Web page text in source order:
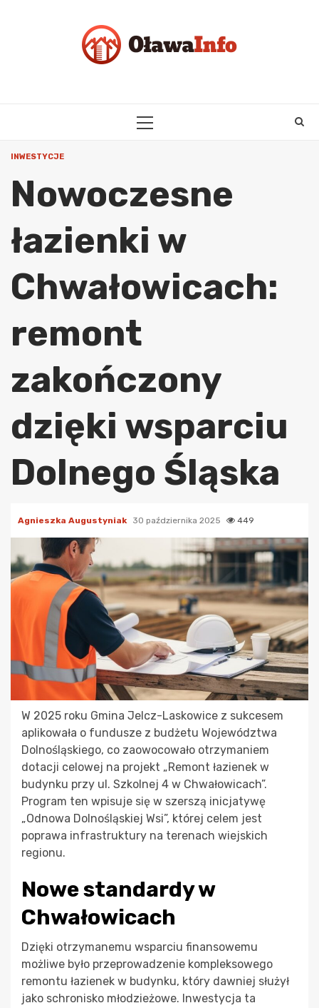
PRIMARY
INWESTYCJE
Nowoczesne
łazienki w
Chwałowicach:
remont
zakończony
dzięki wsparciu
Dolnego Śląska
Agnieszka Augustyniak 30 października 2025 449
W 2025 roku Gmina Jelcz-Laskowice z sukcesem
aplikowała o fundusze z budżetu Województwa
Dolnośląskiego, co zaowocowało otrzymaniem
dotacji celowej na projekt „Remont łazienek w
budynku przy ul. Szkolnej 4 w Chwałowicach”.
Program ten wpisuje się w szerszą inicjatywę
„Odnowa Dolnośląskiej Wsi”, której celem jest
poprawa infrastruktury na terenach wiejskich
regionu.
Nowe standardy w
Chwałowicach
Dzięki otrzymanemu wsparciu finansowemu
możliwe było przeprowadzenie kompleksowego
remontu łazienek w budynku, który dawniej służył
jako schronisko młodzieżowe. Inwestycja ta